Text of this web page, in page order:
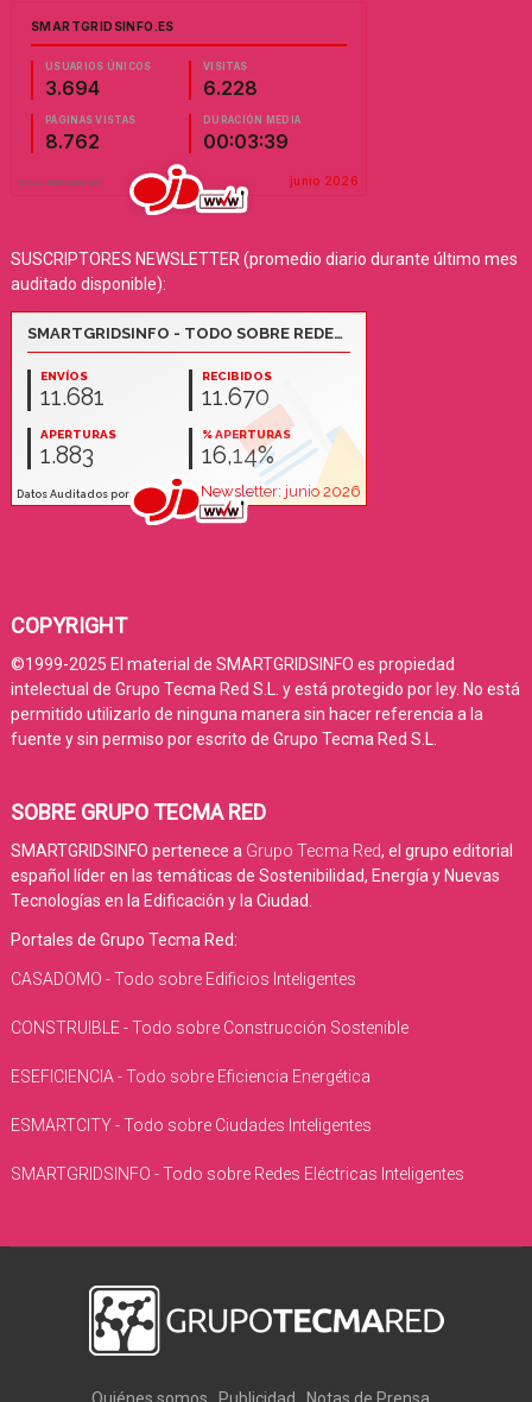
SUSCRIPTORES NEWSLETTER (promedio diario durante último mes
auditado disponible):
COPYRIGHT
©1999-2025 El material de SMARTGRIDSINFO es propiedad
intelectual de Grupo Tecma Red S.L. y está protegido por ley. No está
permitido utilizarlo de ninguna manera sin hacer referencia a la
fuente y sin permiso por escrito de Grupo Tecma Red S.L.
SOBRE GRUPO TECMA RED
SMARTGRIDSINFO pertenece a Grupo Tecma Red, el grupo editorial
español líder en las temáticas de Sostenibilidad, Energía y Nuevas
Tecnologías en la Edificación y la Ciudad.
Portales de Grupo Tecma Red:
CASADOMO - Todo sobre Edificios Inteligentes
CONSTRUIBLE - Todo sobre Construcción Sostenible
ESEFICIENCIA - Todo sobre Eficiencia Energética
ESMARTCITY - Todo sobre Ciudades Inteligentes
SMARTGRIDSINFO - Todo sobre Redes Eléctricas Inteligentes